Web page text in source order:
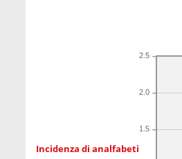
Incidenza di analfabeti
1.5
2.0
2.5